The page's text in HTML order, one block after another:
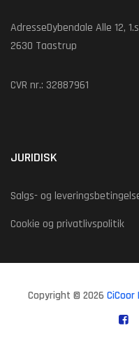
AdresseDybendale Alle 12,
2630 Taastrup
CVR nr.: 32887961
JURIDISK
Salgs- og
Cookie og privatlivspolitik
Copyright © 2026 CiCoor